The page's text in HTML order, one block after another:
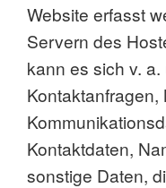
Website erfasst
Servern des
kann es sich v.
Kontaktanfragen,
Kontaktdaten,
sonstige Daten,